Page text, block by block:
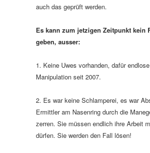
auch das geprüft werden.
Es kann zum jetzigen Zeitpunkt kein
geben, ausser:
1. Keine Uwes vorhanden, dafür endlose
Manipulation seit 2007.
2. Es war keine Schlamperei, es war
Ermittler am Nasenring durch die
zerren. Sie müssen endlich ihre Arbeit
dürfen. Sie werden den Fall lösen!